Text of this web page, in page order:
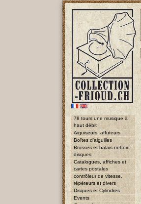
78 tours une musique à
haut débit
Aiguiseurs, affuteurs
Boîtes d'aiguilles
Brosses et balais nettoie-
disques
Catalogues, affiches et
cartes postales
contrôleur de vitesse,
répéteurs et divers
Disques et Cylindres
Events